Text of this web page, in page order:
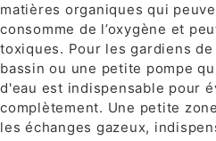
matières organiques qui
consomme de l’oxygène et
toxiques. Pour les gardiens
bassin ou une petite pompe
d'eau est indispensable pour
complètement. Une petite
les échanges gazeux,